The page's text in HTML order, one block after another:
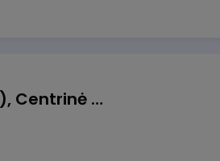
Kasininkas (-ė) - pardavėjas (-a), Centrinė g. 62, Galgiai